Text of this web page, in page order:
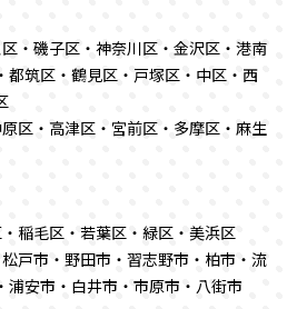
・磯子区・神奈川区・金沢区・港南
都筑区・鶴見区・戸塚区・中区・西
区・高津区・宮前区・多摩区・麻生
稲毛区・若葉区・緑区・美浜区
戸市・野田市・習志野市・柏市・流
浦安市・白井市・市原市・八街市